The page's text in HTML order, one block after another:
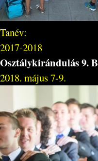
Tanév:
2017-2018
Osztálykirándulás 9. B
2018. május 7-9.